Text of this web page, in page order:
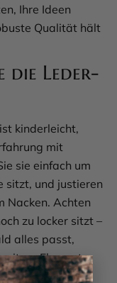
Ihre Ideen
Qualität hält
die Leder-
kinderleicht,
mit
sie einfach um
sitzt, und justieren
Nacken. Achten
zu locker sitzt –
alles passt,
Elemente
Hier sind